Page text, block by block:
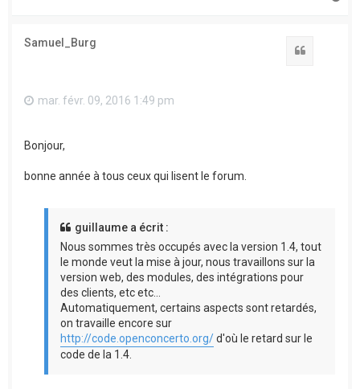
Samuel_Burg
mar. févr. 09, 2016 1:49 pm
Bonjour,
bonne année à tous ceux qui lisent le forum.
guillaume a écrit :
Nous sommes très occupés avec la version 1.4, tout
le monde veut la mise à jour, nous travaillons sur la
version web, des modules, des intégrations pour
des clients, etc etc...
Automatiquement, certains aspects sont retardés,
on travaille encore sur
http://code.openconcerto.org/d'où le retard sur le
code de la 1.4.